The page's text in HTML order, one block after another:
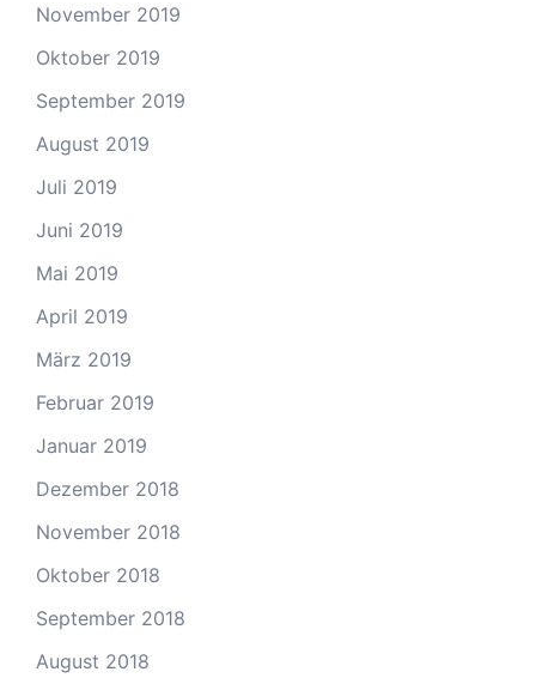
November 2019
Oktober 2019
September 2019
August 2019
Juli 2019
Juni 2019
Mai 2019
April 2019
März 2019
Februar 2019
Januar 2019
Dezember 2018
November 2018
Oktober 2018
September 2018
August 2018